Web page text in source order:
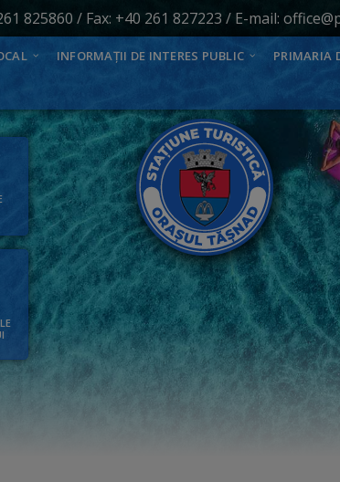
825860 / Fax: +40 261 827223 / E-mail:
INFORMAȚII DE INTERES PUBLIC PRIMARIA